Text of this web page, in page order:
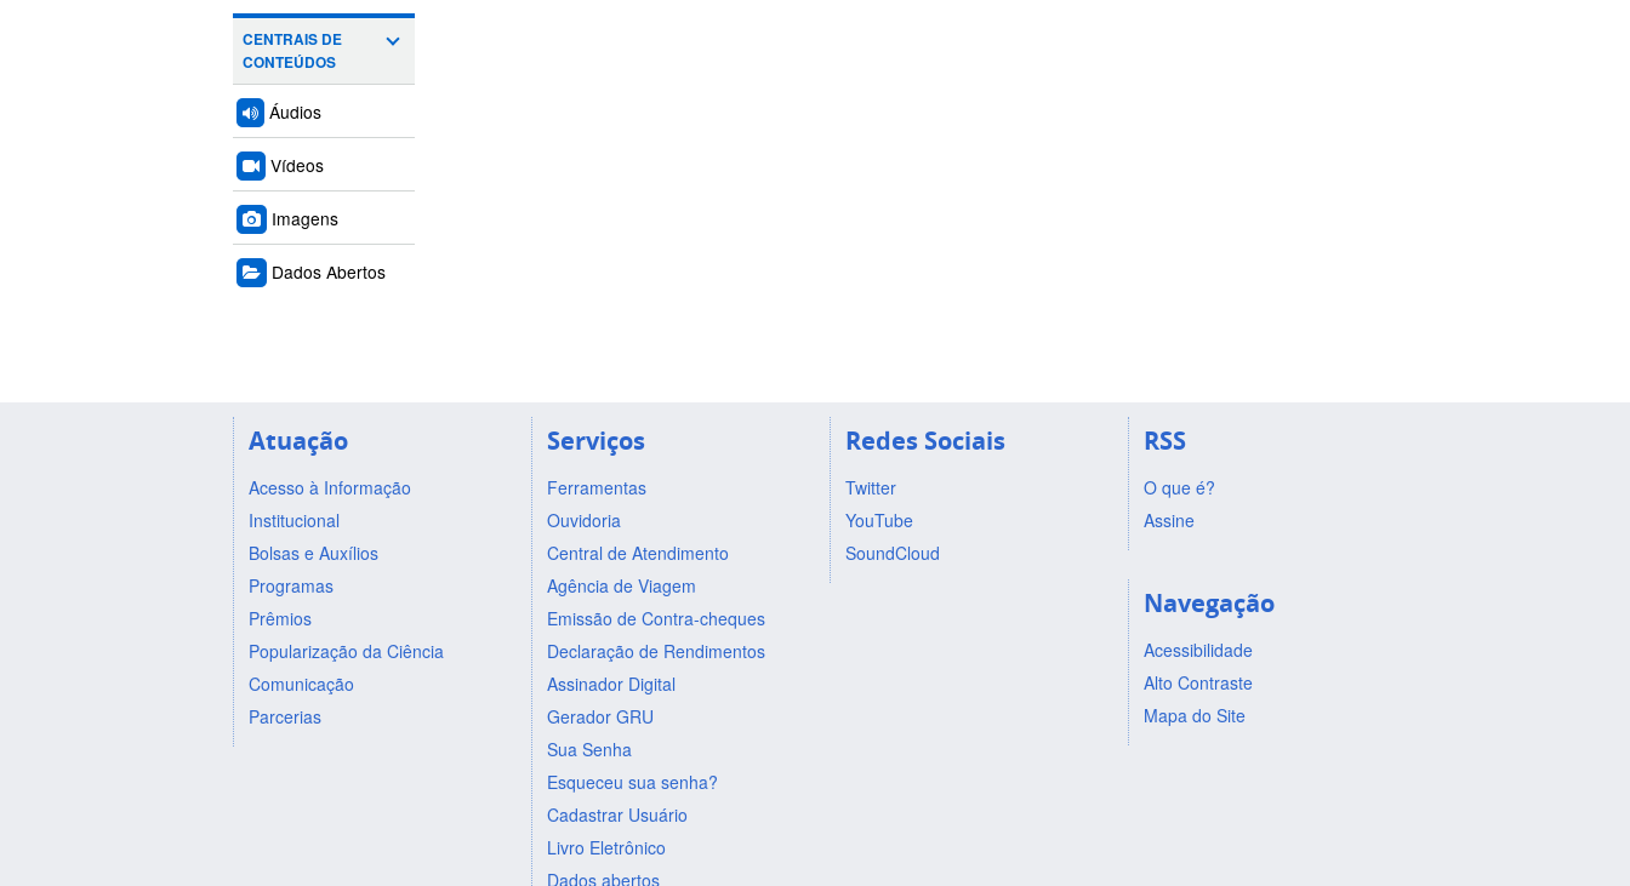
CENTRAIS DE
CONTEÚDOS
Áudios
Vídeos
Imagens
Dados Abertos
Atuação
Acesso à Informação
Institucional
Bolsas e Auxílios
Programas
Prêmios
Popularização da Ciência
Comunicação
Parcerias
Serviços
Ferramentas
Ouvidoria
Central de Atendimento
Agência de Viagem
Emissão de Contra-cheques
Declaração de Rendimentos
Assinador Digital
Gerador GRU
Sua Senha
Esqueceu sua senha?
Cadastrar Usuário
Livro Eletrônico
Dados abertos
Redes Sociais
Twitter
YouTube
SoundCloud
RSS
O que é?
Assine
Navegação
Acessibilidade
Alto Contraste
Mapa do Site